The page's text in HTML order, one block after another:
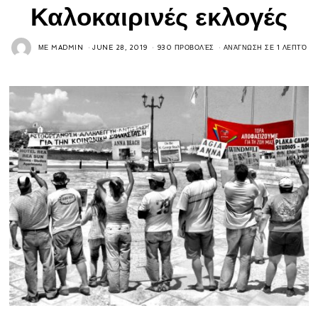
Καλοκαιρινές εκλογές
ΜΕMADMIN JUNE 28, 2019 930 ΠΡΟΒΟΛΈΣ ΑΝΆΓΝΩΣΗ ΣΕ 1 ΛΕΠΤΌ